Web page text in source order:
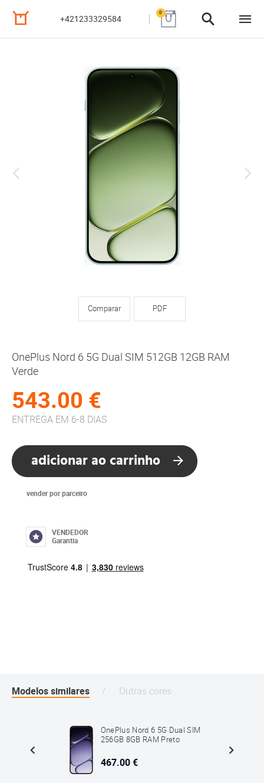
+421233329584
0
Comparar PDF
OnePlus Nord 6 5G Dual SIM 512GB 12GB RAM
Verde
543.00 €
ENTREGA EM 6-8 DIAS
adicionar ao carrinho
vender por parceiro
VENDEDOR
Garantia
Modelos similares Outras cores
OnePlus Nord 6 5G Dual SIM
256GB 8GB RAM Preto
467.00 €